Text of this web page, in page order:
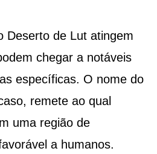
Deserto de Lut atingem
chegar a notáveis
específicas. O nome do
remete ao qual
uma região de
a humanos.